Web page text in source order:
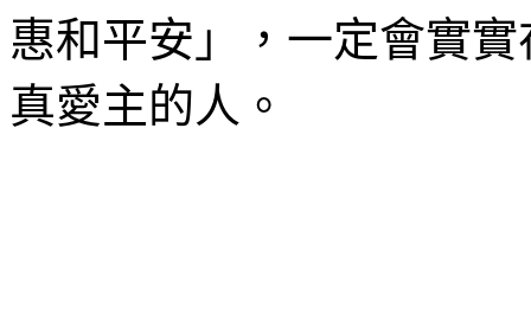
惠和平安」，一定會實
真愛主的人。